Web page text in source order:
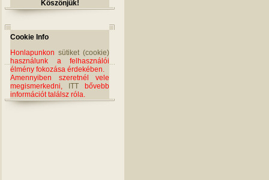
Köszönjük!
Cookie Info
Honlapunkon sütiket (cookie)
használunk a felhasználói
élmény fokozása érdekében.
Amennyiben szeretnél vele
megismerkedni,
ITT bővebb
információt találsz róla.